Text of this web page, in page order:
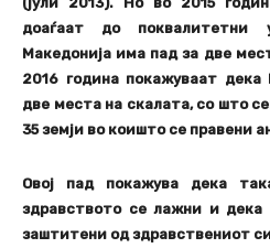
доаѓаат до поквалитетни
Македонија има пад за две
2016 година покажуваат дека
две места на скалата, со што
35 земји во коишто се правени
Овој пад покажува дека
здравството се лажни и дека
заштитени од здравствениот